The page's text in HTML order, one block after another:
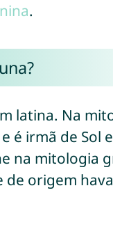
.
latina. Na
é irmã de Sol
na mitologia
de origem